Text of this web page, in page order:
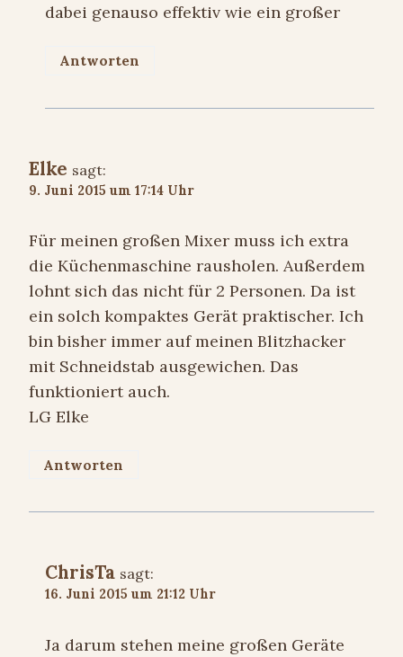
dabei genauso effektiv wie ein großer
Antworten
Elke sagt:
9. Juni 2015 um 17:14 Uhr
Für meinen großen Mixer muss ich extra
die Küchenmaschine rausholen. Außerdem
lohnt sich das nicht für 2 Personen. Da ist
ein solch kompaktes Gerät praktischer. Ich
bin bisher immer auf meinen Blitzhacker
mit Schneidstab ausgewichen. Das
funktioniert auch.
LG Elke
Antworten
ChrisTa sagt:
16. Juni 2015 um 21:12 Uhr
Ja darum stehen meine großen Geräte